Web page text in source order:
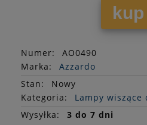
Numer:
AO0490
Marka:
Azzardo
Stan:
Nowy
Kategoria:
Lampy wiszące
Wysyłka:
3 do 7 dni